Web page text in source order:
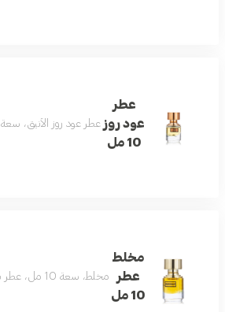
عطر
عود روز
10 مل
عطر عود روز الأنيق، سعة 10 مل، يُضاف إلى فئة الزيوت المركزة بعبير الأزهار الشرقية الشهية.
مخلط
عطر
10 مل
مخلط، سعة 10 مل، عطر شرقي خشبي ناعم ومسكي. بمقدمة من البرغموت والزعفران ورائحة البسكويت الطازج